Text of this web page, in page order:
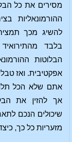
מסירים את כל
ההורמונאליות
להשיג מכך
בלבד
הבלוטות
אפקטיבית. ואז
אתם שלא הכל
אך להזין את
שיכולים הנכם
מזעריות כל כך,